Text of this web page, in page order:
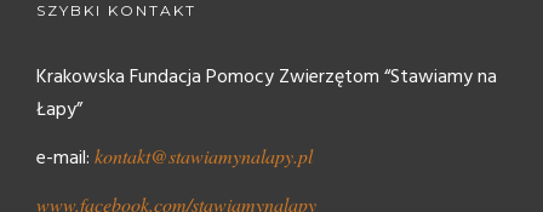
SZYBKI KONTAKT
Krakowska Fundacja Pomocy Zwierzętom “Stawiamy na
Łapy”
e-mail: kontakt@stawiamynalapy.pl
www.facebook.com/stawiamynalapy